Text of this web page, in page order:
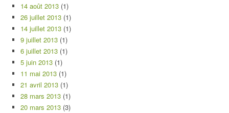
14 août 2013 (1)
26 juillet 2013 (1)
14 juillet 2013 (1)
9 juillet 2013 (1)
6 juillet 2013 (1)
5 juin 2013 (1)
11 mai 2013 (1)
21 avril 2013 (1)
28 mars 2013 (1)
20 mars 2013 (3)